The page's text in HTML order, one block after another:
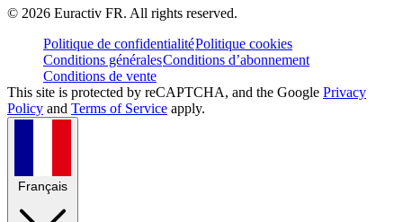
© 2026 Euractiv FR. All rights reserved.
Politique de confidentialitéPolitique cookies
Conditions généralesConditions d’abonnement
Conditions de vente
This site is protected by reCAPTCHA, and the Google Privacy
Policy and Terms of Service apply.
Français